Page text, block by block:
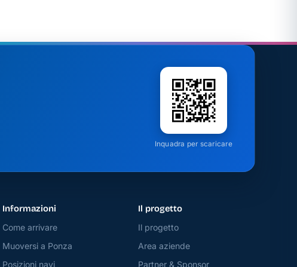
Inquadra per scaricare
Informazioni
Come arrivare
Muoversi a Ponza
Posizioni navi
Il progetto
Il progetto
Area aziende
Partner & Sponsor